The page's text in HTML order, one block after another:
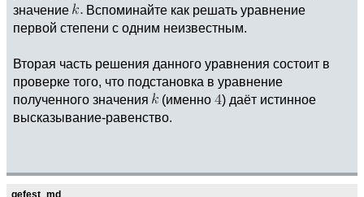
значение
Вспоминайте как решать уравнение
первой степени с одним неизвестным.
Вторая часть решения данного уравнения состоит в
проверке того, что подстановка в уравнение
полученного значения
(именно
) даёт истинное
высказывание-равенство.
gefest_md